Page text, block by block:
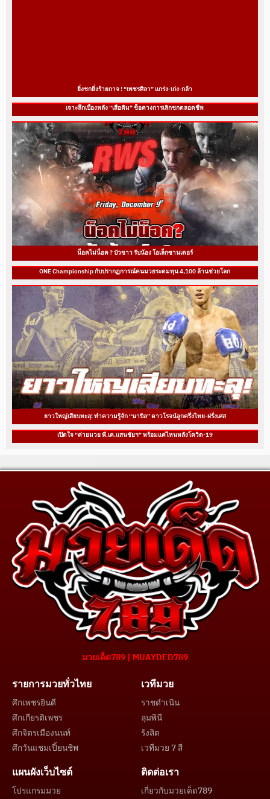
ยิ่งชกยิ่งร้ายกาจ ! “เพชรศิลา” แกร่ง-เก่ง-กล้า
เจาะลึกเบื้องหลัง “เสือคิม” ช็อควงการเลิกชกตลอดชีพ
น็อคไม่น็อค ? บัวขาว รับน้อง โอเล็กซานเดอร์
ONE Championship กับปรากฏการณ์คนมวยระดมทุน 4,100 ล้านช่วยโลก
ยาวใหญ่เสียบทะลุ! ทำความรู้จัก “นาบิล” ดาวโรจน์ลูกครึ่งไทย-ฝรั่งเศส
เปิดใจ “ค่ายมวย พี.เค.แสนชัยฯ” พร้อมแค่ไหนหลังโควิด-19
มวยเด็ด789 | MUAYDED789
รายการมวยทั่วไทย
ศึกเพชรยินดี
ศึกเกียรติเพชร
ศึกจิตรเมืองนนท์
ศึกวันแชมเปี้ยนชิพ
เวทีมวย
ราชดำเนิน
ลุมพินี
รังสิต
เวทีมวย 7 สี
แผนผังเว็บไซต์
โปรแกรมมวย
ติดต่อเรา
เกี่ยวกับมวยเด็ด789